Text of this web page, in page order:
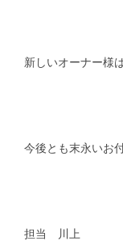
新しいオーナー様
今後とも末永いお
担当 川上